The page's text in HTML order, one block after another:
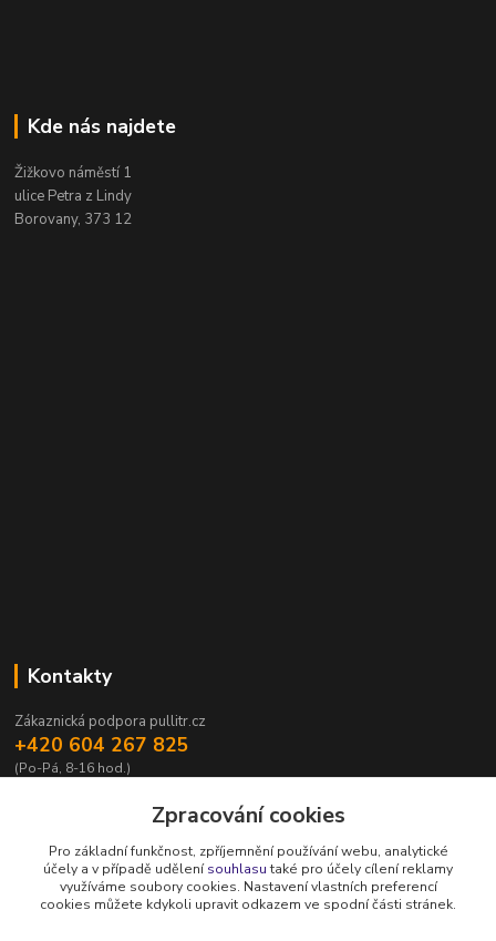
Kde nás najdete
Žižkovo náměstí 1
ulice Petra z Lindy
Borovany, 373 12
Kontakty
Zákaznická podpora pullitr.cz
+420 604 267 825
(Po-Pá, 8-16 hod.)
Zpracování cookies
Pro základní funkčnost, zpříjemnění používání webu, analytické
účely a v případě udělenísouhlasutaké pro účely cílení reklamy
využíváme soubory cookies. Nastavení vlastních preferencí
cookies můžete kdykoli upravit odkazem ve spodní části stránek.